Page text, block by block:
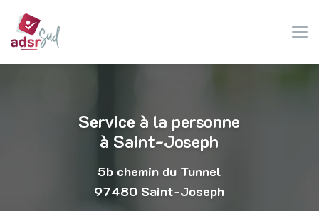
contenu
principal
Service à la personne
à Saint-Joseph
5b chemin du Tunnel
97480 Saint-Joseph